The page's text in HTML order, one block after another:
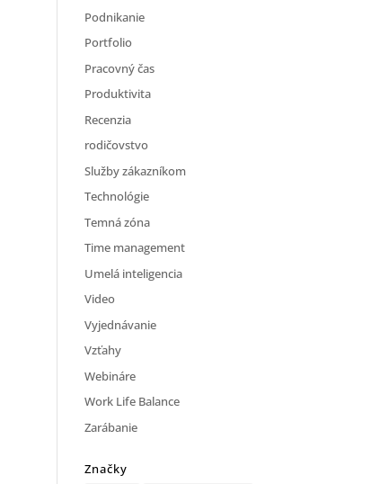
Podnikanie
Portfolio
Pracovný čas
Produktivita
Recenzia
rodičovstvo
Služby zákazníkom
Technológie
Temná zóna
Time management
Umelá inteligencia
Video
Vyjednávanie
Vzťahy
Webináre
Work Life Balance
Zarábanie
Značky